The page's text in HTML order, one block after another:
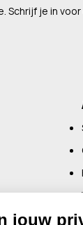
Schrijf je in